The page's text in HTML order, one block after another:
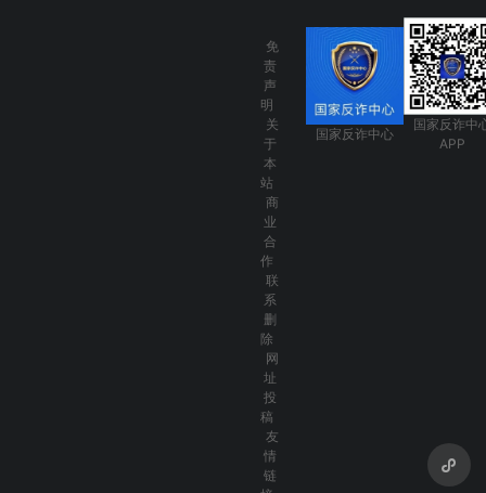
免
责
声
明
关
于
本
站
商
业
合
作
联
系
删
除
网
址
投
稿
友
情
链
国家反诈中心
国家反诈中
APP